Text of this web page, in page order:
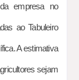
empresa no
ao Tabuleiro
A estimativa
sejam